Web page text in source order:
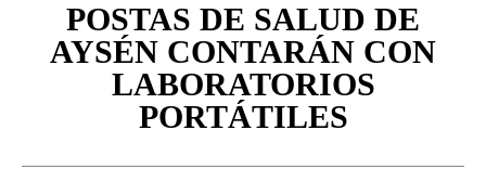
POSTAS DE SALUD DE
AYSÉN CONTARÁN CON
LABORATORIOS
PORTÁTILES